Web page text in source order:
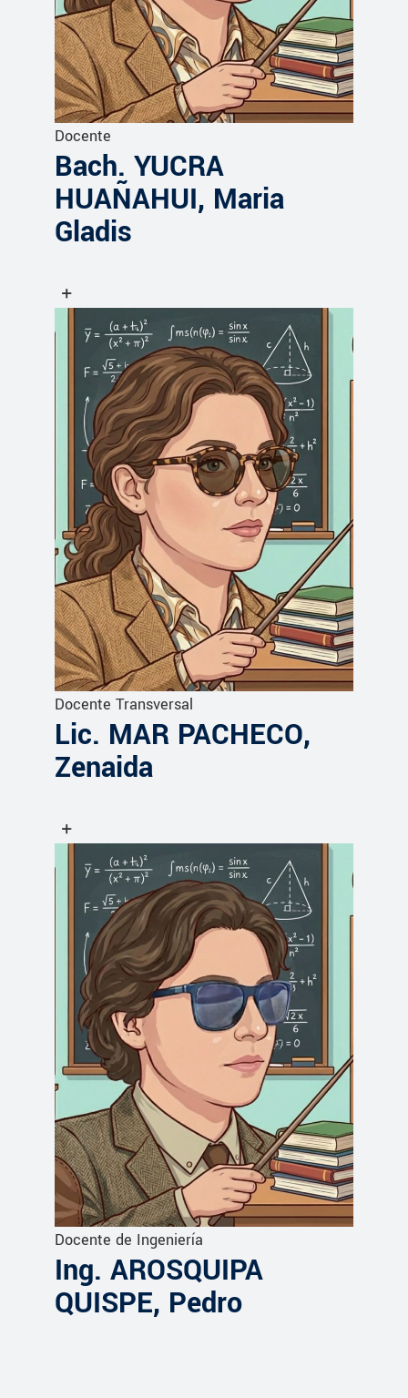
Docente
Bach. YUCRA
HUAÑAHUI, Maria
Gladis
Docente Transversal
Lic. MAR PACHECO,
Zenaida
Docente de Ingeniería
Ing. AROSQUIPA
QUISPE, Pedro